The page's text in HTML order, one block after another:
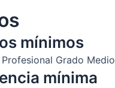
mínimos
Grado Medio
mínima